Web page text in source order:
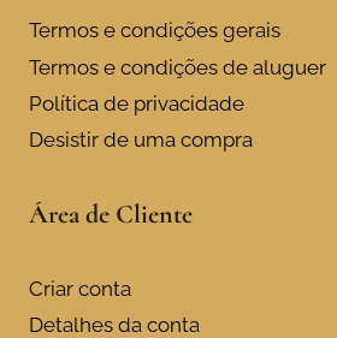
Termos e condições gerais
Termos e condições de aluguer
Política de privacidade
Desistir de uma compra
Área de Cliente
Criar conta
Detalhes da conta